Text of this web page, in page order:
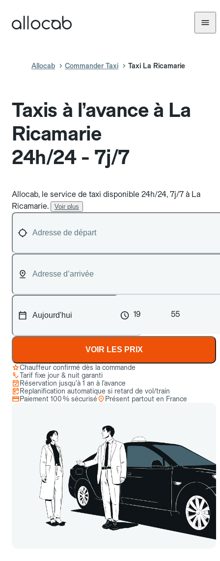
Allocab Commander Taxi Taxi La Ricamarie
Taxis à l’avance à La
Ricamarie
24h/24 - 7j/7
Allocab, le service de taxi disponible 24h/24, 7j/7 à La
Ricamarie.
Voir plus
19 55
VOIR LES PRIX
Chauffeur confirmé dès la commande
Tarif fixe jour & nuit garanti
Réservation jusqu’à 1 an à l’avance
Replanification automatique si retard de vol/train
Paiement 100 % sécurisé
Présent partout en France